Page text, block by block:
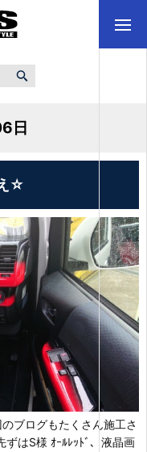
日
☆
ブログもたくさん施工さ
はS様 ｵｰﾙﾚｯﾄﾞ、液晶画